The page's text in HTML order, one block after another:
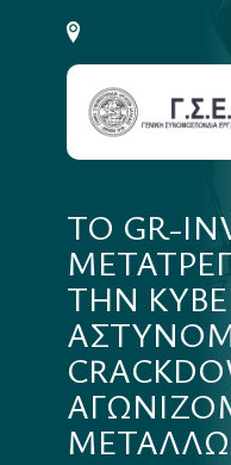
ΤΟ GR-
ΤΗΝ